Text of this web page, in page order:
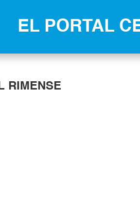
EL PORTAL
RIMENSE